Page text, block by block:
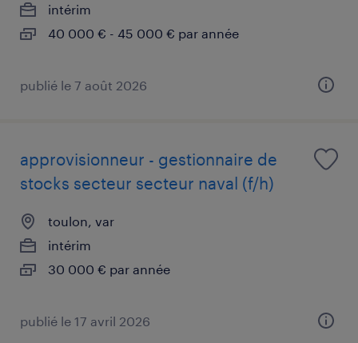
intérim
40 000 € - 45 000 € par année
publié le 7 août 2026
approvisionneur - gestionnaire de
stocks secteur secteur naval (f/h)
toulon, var
intérim
30 000 € par année
publié le 17 avril 2026